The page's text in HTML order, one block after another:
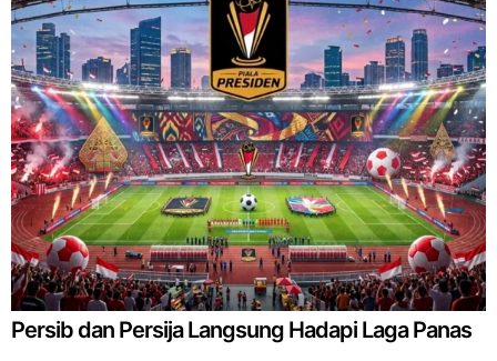
Persib dan Persija Langsung Hadapi Laga Panas